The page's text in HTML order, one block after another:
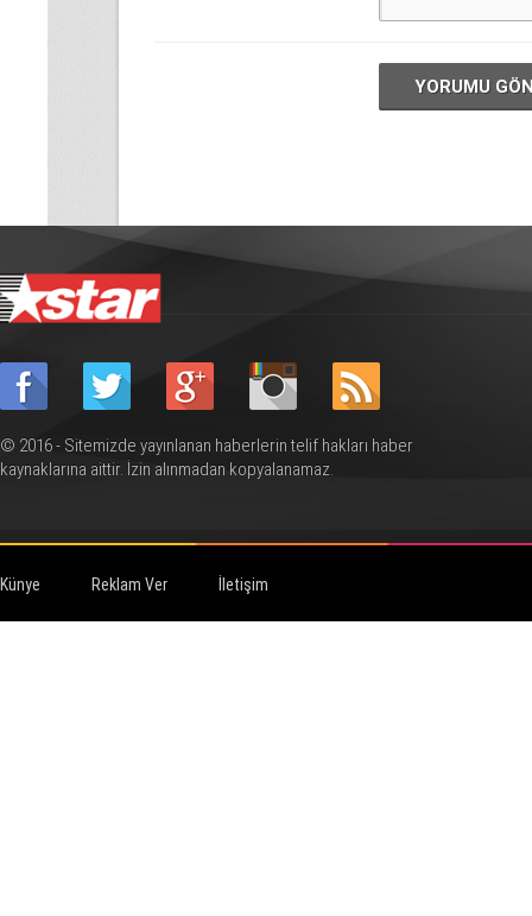
YORUMU
© 2016 - Sitemizde yayınlanan haberlerin telif hakları haber
kaynaklarına aittir. İzin alınmadan kopyalanamaz.
Künye Reklam Ver İletişim